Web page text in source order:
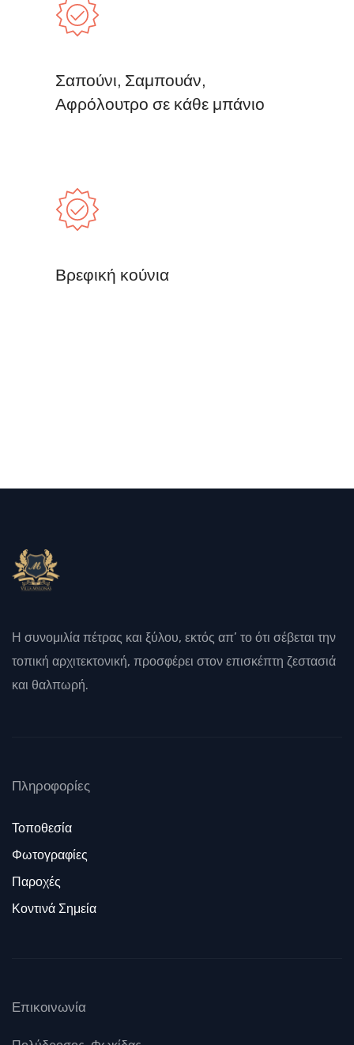
Σαπούνι, Σαμπουάν,
Αφρόλουτρο σε κάθε μπάνιο
Βρεφική κούνια
Η συνομιλία πέτρας και ξύλου, εκτός απ’ το ότι σέβεται την
τοπική αρχιτεκτονική, προσφέρει στον επισκέπτη ζεστασιά
και θαλπωρή.
Πληροφορίες
Τοποθεσία
Φωτογραφίες
Παροχές
Κοντινά Σημεία
Επικοινωνία